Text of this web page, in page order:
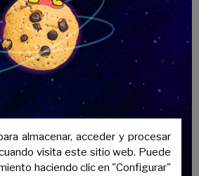
soccer to playing
tea instead of
almacenar, acceder y procesar
visita este sitio web. Puede
haciendo clic en "Configurar"